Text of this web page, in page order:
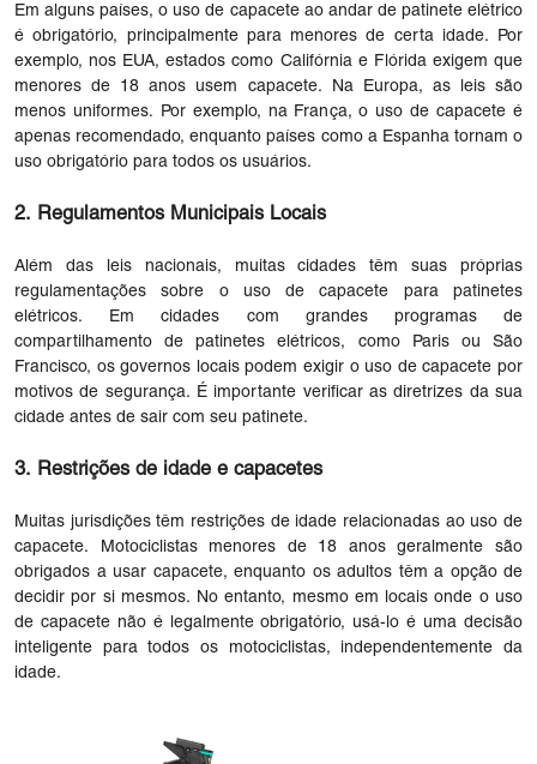
Em alguns países, o uso de capacete ao andar de patinete elétrico
é obrigatório, principalmente para menores de certa idade. Por
exemplo, nos EUA, estados como Califórnia e Flórida exigem que
menores de 18 anos usem capacete. Na Europa, as leis são
menos uniformes. Por exemplo, na França, o uso de capacete é
apenas recomendado, enquanto países como a Espanha tornam o
uso obrigatório para todos os usuários.
2. Regulamentos Municipais Locais
Além das leis nacionais, muitas cidades têm suas próprias
regulamentações sobre o uso de capacete para patinetes
elétricos. Em cidades com grandes programas de
compartilhamento de patinetes elétricos, como Paris ou São
Francisco, os governos locais podem exigir o uso de capacete por
motivos de segurança. É importante verificar as diretrizes da sua
cidade antes de sair com seu patinete.
3. Restrições de idade e capacetes
Muitas jurisdições têm restrições de idade relacionadas ao uso de
capacete. Motociclistas menores de 18 anos geralmente são
obrigados a usar capacete, enquanto os adultos têm a opção de
decidir por si mesmos. No entanto, mesmo em locais onde o uso
de capacete não é legalmente obrigatório, usá-lo é uma decisão
inteligente para todos os motociclistas, independentemente da
idade.